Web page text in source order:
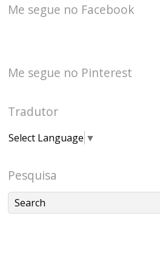
Me segue no Facebook
Me segue no Pinterest
Tradutor
Select Language ▼
Pesquisa